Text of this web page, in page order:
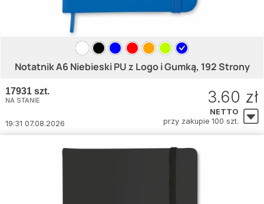
Notatnik A6 Niebieski PU z Logo i Gumką, 192 Strony
17931 szt.
NA STANIE
19:31 07.08.2026
3.60 zł
NETTO
przy zakupie 100 szt.